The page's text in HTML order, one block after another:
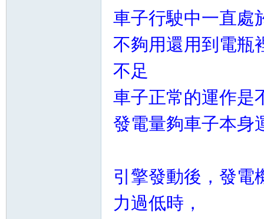
車子行駛中一直處
不夠用還用到電瓶
不足
車子正常的運作是
發電量夠車子本身
引擎發動後，發電
力過低時，